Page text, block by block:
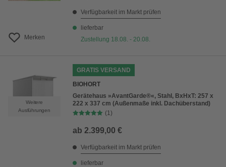
Merken
Verfügbarkeit im Markt prüfen
lieferbar
Zustellung 18.08. - 20.08.
Weitere
Ausführungen
GRATIS VERSAND
BIOHORT
Gerätehaus »AvantGarde®«, Stahl, BxHxT: 257 x
222 x 337 cm (Außenmaße inkl. Dachüberstand)
(1)
ab 2.399,00 €
Verfügbarkeit im Markt prüfen
lieferbar